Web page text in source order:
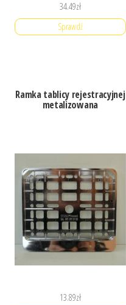
34.49zł
Sprawdź
Ramka tablicy rejestracyjnej
metalizowana
13.89zł